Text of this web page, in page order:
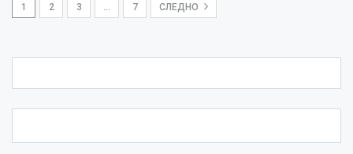
1 2 3 7 СЛЕДНО